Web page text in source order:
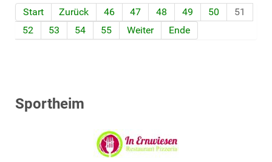
Start Zurück 46 47 48 49 50
51
52
53 54 55 Weiter Ende
Sportheim